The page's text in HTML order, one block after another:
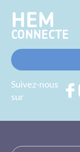
HEM
CONNECTE
Suivez-nous
sur